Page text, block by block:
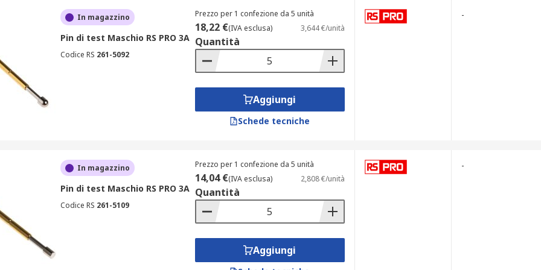
conduttività.
errori durante il collegamento e il test dei circuiti.
e hobbisti. Sono progettati per:
con utilizzi intensivi.
settori, tra cui la manutenzione industriale, la progettazione elettronica e i test di laboratorio.
nostra selezione dimorsetti terminali
In magazzino
Pin di test Maschio RS PRO 3A
Codice RS 261-5092
Prezzo per 1 confezione da 5 unità
18,22 €(IVA esclusa) 3,644 €/unità
Quantità
Aggiungi
Schede tecniche
-
In magazzino
Pin di test Maschio RS PRO 3A
Codice RS 261-5109
Prezzo per 1 confezione da 5 unità
14,04 €(IVA esclusa) 2,808 €/unità
Quantità
Aggiungi
-